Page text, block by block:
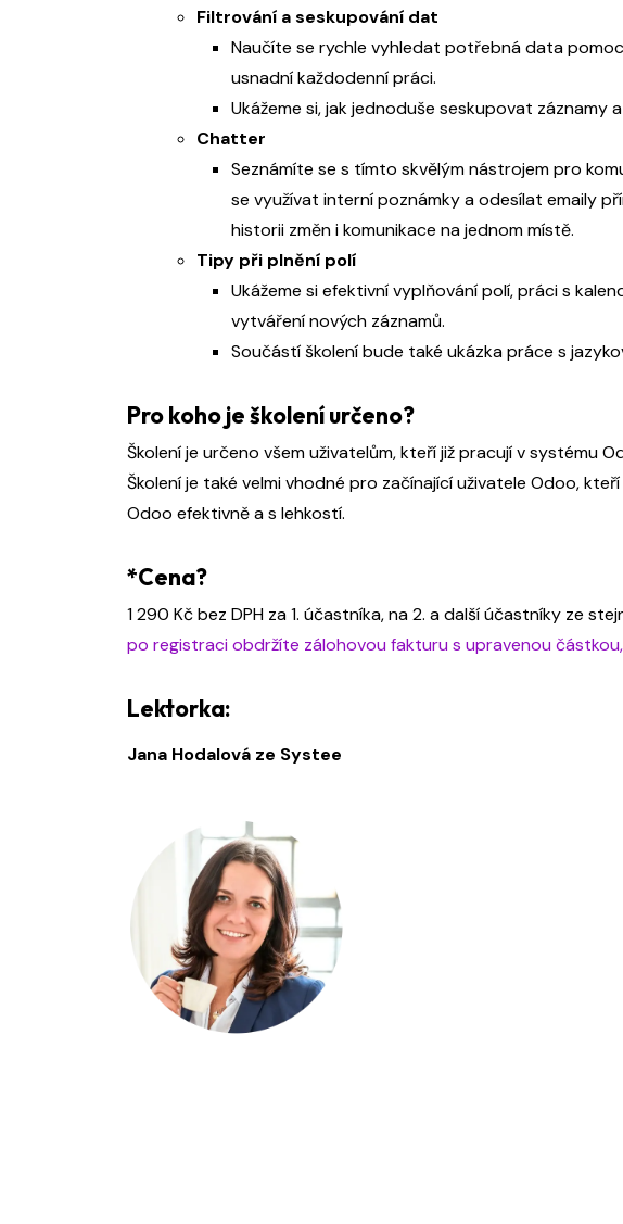
Filtrování a seskupování dat
Naučíte se rychle vyhledat potřebná data
usnadní každodenní práci.
Ukážeme si, jak jednoduše seskupovat
Chatter
Seznámíte se s tímto skvělým nástrojem pro
se využívat interní poznámky a odesílat emaily
historii změn i komunikace na jednom místě.
Tipy při plnění polí
Ukážeme si efektivní vyplňování polí, práci s
vytváření nových záznamů.
Součástí školení bude také ukázka práce s
Pro koho je školení určeno?
Školení je určeno všem uživatelům, kteří již pracují v systému
Školení je také velmi vhodné pro začínající uživatele Odoo,
Odoo efektivně a s lehkostí.
*Cena?
1 290 Kč bez DPH za 1. účastníka, na 2. a další účastníky ze
po registraci obdržíte zálohovou fakturu s upravenou
Lektorka:
Jana Hodalová ze Systee